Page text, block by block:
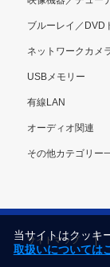
ブルーレイ／DVD
ネットワークカメ
USBメモリー
有線LAN
オーディオ関連
その他カテゴリー
サイトマップ
当サイトはクッキ
取扱いについては